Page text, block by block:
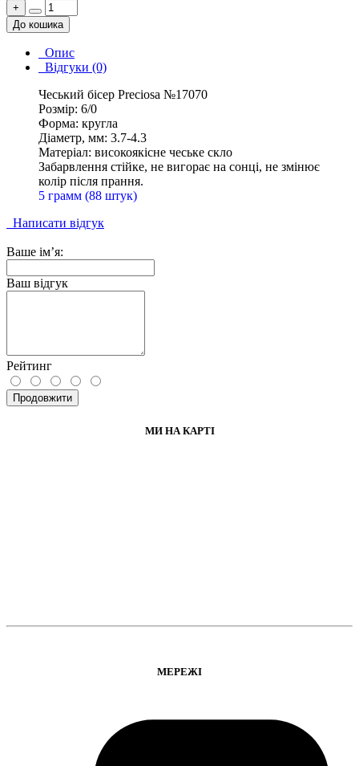
+
До кошика
Опис
Відгуки (0)
Чеський бісер Preciosa №17070
Розмір: 6/0
Форма: кругла
Діаметр, мм: 3.7-4.3
Матеріал: високоякісне чеське скло
Забарвлення стійке, не вигорає на сонці, не змінює
колір після прання.
5 грамм (88 штук)
Написати відгук
Ваше ім’я:
Ваш відгук
Рейтинг
Продовжити
МИ НА КАРТІ
МЕРЕЖІ